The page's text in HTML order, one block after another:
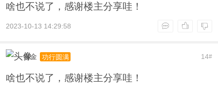
啥也不说了，感谢楼主分享哇！
2023-10-13 14:29:58
14#
宥金 功行圆满
啥也不说了，感谢楼主分享哇！